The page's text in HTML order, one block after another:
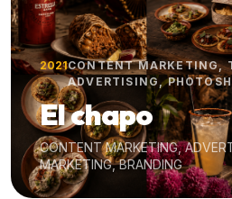
2021CONTENT MARKETING,
ADVERTISING,
El chapo
CONTENT MARKETING,
MARKETING, BRANDING